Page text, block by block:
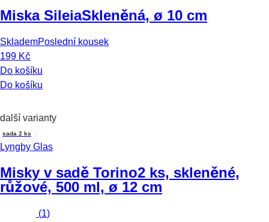
Miska SileiaSkleněná, ø 10 cm
SklademPoslední kousek
199 Kč
Do košíku
Do košíku
další varianty
sada 2 ks
Lyngby Glas
Misky v sadě Torino2 ks, skleněné,
růžové, 500 ml, ø 12 cm
(1)